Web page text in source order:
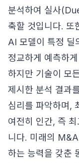
분석하여 실사
축할 것입니다. 또
AI 모델이 특정 딜
정교하게 예측하
하지만 기술이 모
제시한 분석 결과
심리를 파악하며,
여전히 인간, 즉 최
니다. 미래의
하는 능력을 갖춘